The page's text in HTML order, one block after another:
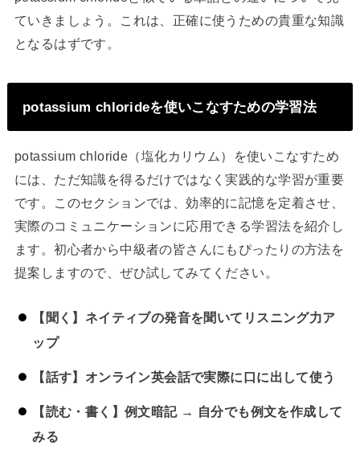
ていきましょう。これは、正確に使うための貴重な知識
となるはずです。
potassium chlorideを使いこなすための学習法
potassium chloride（塩化カリウム）を使いこなすため
には、ただ知識を得るだけではなく実践的な学習が重要
です。このセクションでは、効率的に記憶を定着させ、
実際のコミュニケーションに応用できる学習法を紹介し
ます。初心者から中級者の皆さんにもぴったりの方法を
提案しますので、ぜひ試してみてください。
【聞く】ネイティブの発音を聞いてリスニング力ア
ップ
【話す】オンライン英会話で実際に口に出して使う
【読む・書く】例文暗記 → 自分でも例文を作成して
みる